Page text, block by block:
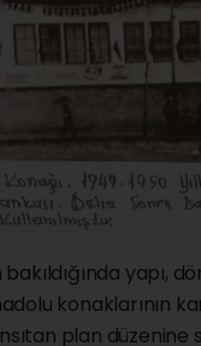
yapı,
konaklarının
plan düzenine